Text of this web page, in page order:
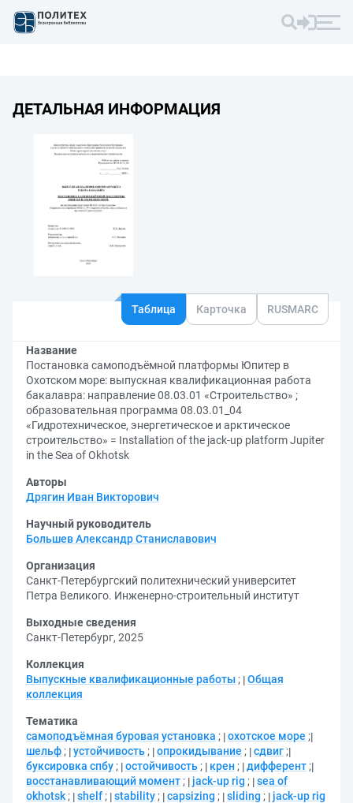
ДЕТАЛЬНАЯ ИНФОРМАЦИЯ
Таблица Карточка RUSMARC
Название
Постановка самоподъёмной платформы Юпитер в
Охотском море: выпускная квалификационная работа
бакалавра: направление 08.03.01 «Строительство» ;
образовательная программа 08.03.01_04
«Гидротехническое, энергетическое и арктическое
строительство» = Installation of the jack-up platform Jupiter
in the Sea of Okhotsk
Авторы
Дрягин Иван Викторович
Научный руководитель
Большев Александр Станиславович
Организация
Санкт-Петербургский политехнический университет
Петра Великого. Инженерно-строительный институт
Выходные сведения
Санкт-Петербург, 2025
Коллекция
Выпускные квалификационные работы ; Общая
коллекция
Тематика
самоподъёмная буровая установка ; охотское море ;
шельф ; устойчивость ; опрокидывание ; сдвиг ;
буксировка спбу ; остойчивость ; крен ; дифферент ;
восстанавливающий момент ; jack-up rig ; sea of
okhotsk ; shelf ; stability ; capsizing ; sliding ;
jack-up rig